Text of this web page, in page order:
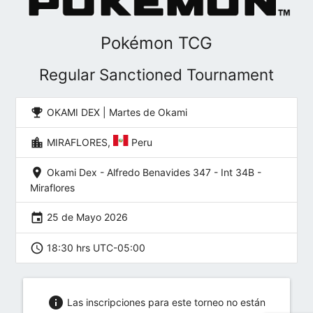
Pokémon TCG
Regular Sanctioned Tournament
emoji_events OKAMI DEX | Martes de Okami
location_city MIRAFLORES, Peru
location_on Okami Dex - Alfredo Benavides 347 - Int 34B -
Miraflores
event 25 de Mayo 2026
schedule 18:30 hrs UTC-05:00
info Las inscripciones para este torneo no están